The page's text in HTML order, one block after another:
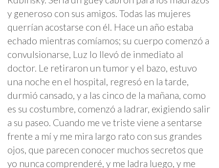
y generoso con sus amigos. Todas las mujeres
querrían acostarse con él. Hace un año estaba
echado mientras comíamos; su cuerpo comenzó a
convulsionarse, Luz lo llevó de inmediato al
doctor. Le retiraron un tumor y el bazo, estuvo
una noche en el hospital, regresó en la tarde,
durmió cansado, y a las cinco de la mañana, como
es su costumbre, comenzó a ladrar, exigiendo salir
a su paseo. Cuando me ve triste viene a sentarse
frente a mí y me mira largo rato con sus grandes
ojos, que parecen conocer muchos secretos que
yo nunca comprenderé, y me ladra luego, y me